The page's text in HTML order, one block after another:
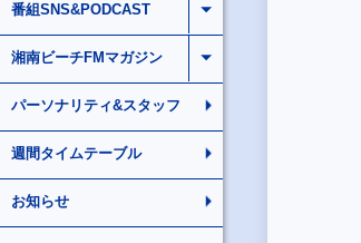
番組SNS&PODCAST
湘南ビーチFMマガジン
パーソナリティ&スタッフ
週間タイムテーブル
お知らせ